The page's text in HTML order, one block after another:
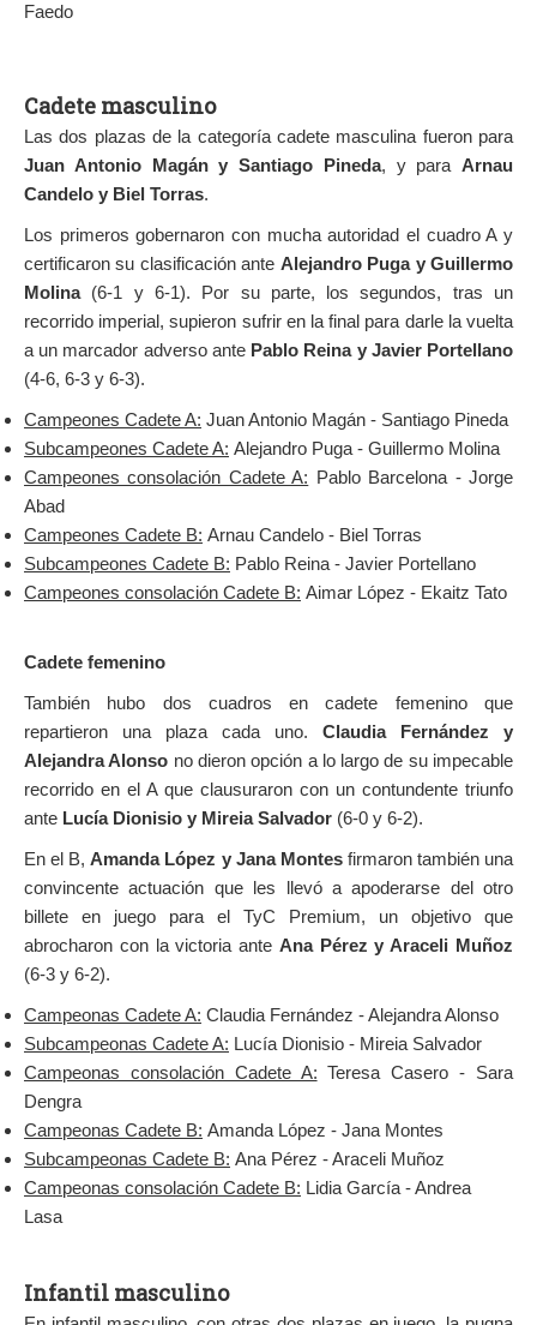
Faedo
Cadete masculino
Las dos plazas de la categoría cadete masculina fueron para
Juan Antonio Magán y Santiago Pineda, y para Arnau
Candelo y Biel Torras.
Los primeros gobernaron con mucha autoridad el cuadro A y
certificaron su clasificación ante Alejandro Puga y Guillermo
Molina(6-1 y 6-1). Por su parte, los segundos, tras un
recorrido imperial, supieron sufrir en la final para darle la vuelta
a un marcador adverso ante Pablo Reina y Javier Portellano
(4-6, 6-3 y 6-3).
Campeones Cadete A: Juan Antonio Magán - Santiago Pineda
Subcampeones Cadete A: Alejandro Puga - Guillermo Molina
Campeones consolación Cadete A: Pablo Barcelona - Jorge
Abad
Campeones Cadete B: Arnau Candelo - Biel Torras
Subcampeones Cadete B: Pablo Reina - Javier Portellano
Campeones consolación Cadete B: Aimar López - Ekaitz Tato
Cadete femenino
También hubo dos cuadros en cadete femenino que
repartieron una plaza cada uno. Claudia Fernández y
Alejandra Alonso no dieron opción a lo largo de su impecable
recorrido en el A que clausuraron con un contundente triunfo
ante Lucía Dionisio y Mireia Salvador (6-0 y 6-2).
En el B,Amanda López y Jana Montesfirmaron también una
convincente actuación que les llevó a apoderarse del otro
billete en juego para el TyC Premium, un objetivo que
abrocharon con la victoria ante Ana Pérez y Araceli Muñoz
(6-3 y 6-2).
Campeonas Cadete A: Claudia Fernández - Alejandra Alonso
Subcampeonas Cadete A: Lucía Dionisio - Mireia Salvador
Campeonas consolación Cadete A: Teresa Casero - Sara
Dengra
Campeonas Cadete B: Amanda López - Jana Montes
Subcampeonas Cadete B: Ana Pérez - Araceli Muñoz
Campeonas consolación Cadete B: Lidia García - Andrea
Lasa
Infantil masculino